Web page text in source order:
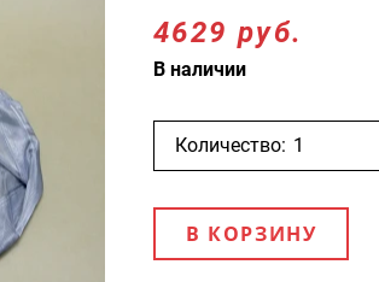
4629 руб.
В наличии
Количество:
В КОРЗИНУ